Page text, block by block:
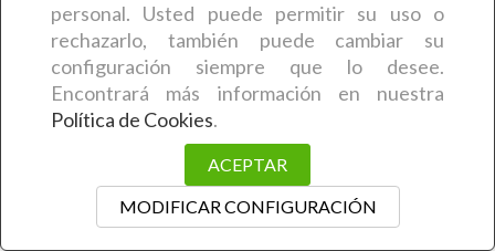
personal. Usted puede permitir su uso o
rechazarlo, también puede cambiar su
configuración siempre que lo desee.
Encontrará más información en nuestra
Política de Cookies.
ACEPTAR
MODIFICAR CONFIGURACIÓN